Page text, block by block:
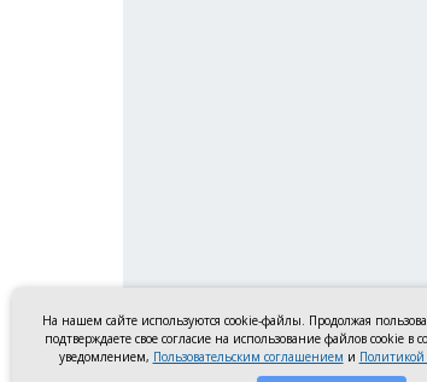
На нашем сайте используются cookie-файлы. Продолжая
подтверждаете свое согласие на использование файлов cookie в
уведомлением, Пользовательским соглашением и